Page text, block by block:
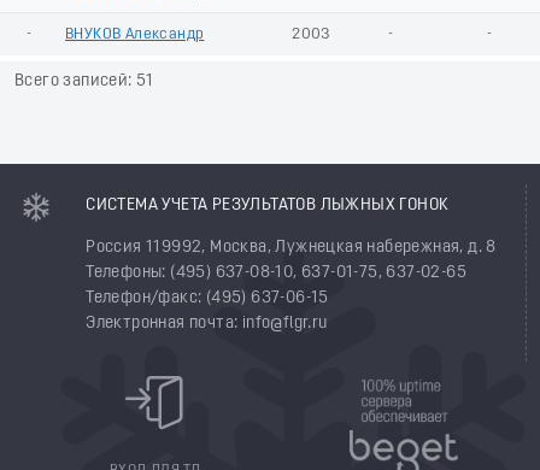
- ВНУКОВ Александр 2003 - -
Всего записей: 51
СИСТЕМА УЧЕТА РЕЗУЛЬТАТОВ ЛЫЖНЫХ ГОНОК
Россия 119992, Москва, Лужнецкая набережная, д. 8
Телефоны: (495) 637-08-10, 637-01-75, 637-02-65
Телефон/факс: (495) 637-06-15
Электронная почта: info@flgr.ru